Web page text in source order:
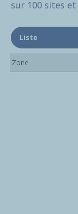
sur 100 sites et
Liste